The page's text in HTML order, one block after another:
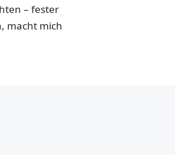
– fester
macht mich